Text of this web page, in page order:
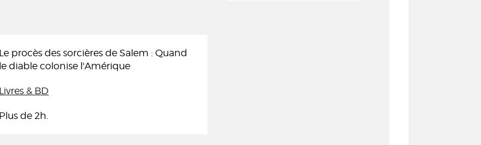
Le procès des sorcières de Salem : Quand
le diable colonise l'Amérique
Livres & BD
Plus de 2h.